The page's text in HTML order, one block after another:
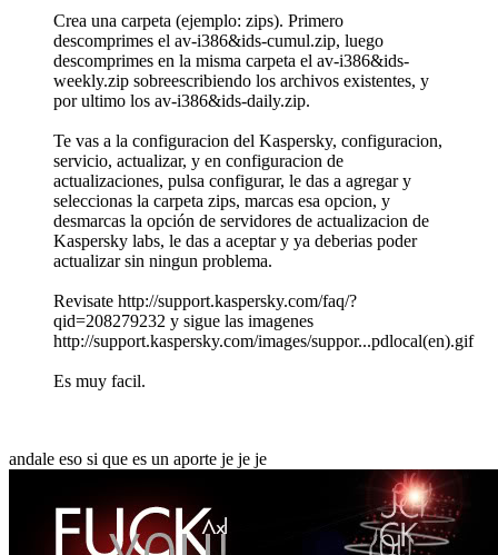
Crea una carpeta (ejemplo: zips). Primero
descomprimes el av-i386&ids-cumul.zip, luego
descomprimes en la misma carpeta el av-i386&ids-
weekly.zip sobreescribiendo los archivos existentes, y
por ultimo los av-i386&ids-daily.zip.
Te vas a la configuracion del Kaspersky, configuracion,
servicio, actualizar, y en configuracion de
actualizaciones, pulsa configurar, le das a agregar y
seleccionas la carpeta zips, marcas esa opcion, y
desmarcas la opción de servidores de actualizacion de
Kaspersky labs, le das a aceptar y ya deberias poder
actualizar sin ningun problema.
Revisate http://support.kaspersky.com/faq/?
qid=208279232 y sigue las imagenes
http://support.kaspersky.com/images/suppor...pdlocal(en).gif
Es muy facil.
andale eso si que es un aporte je je je